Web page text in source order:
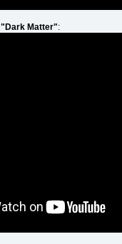
"Dark Matter":